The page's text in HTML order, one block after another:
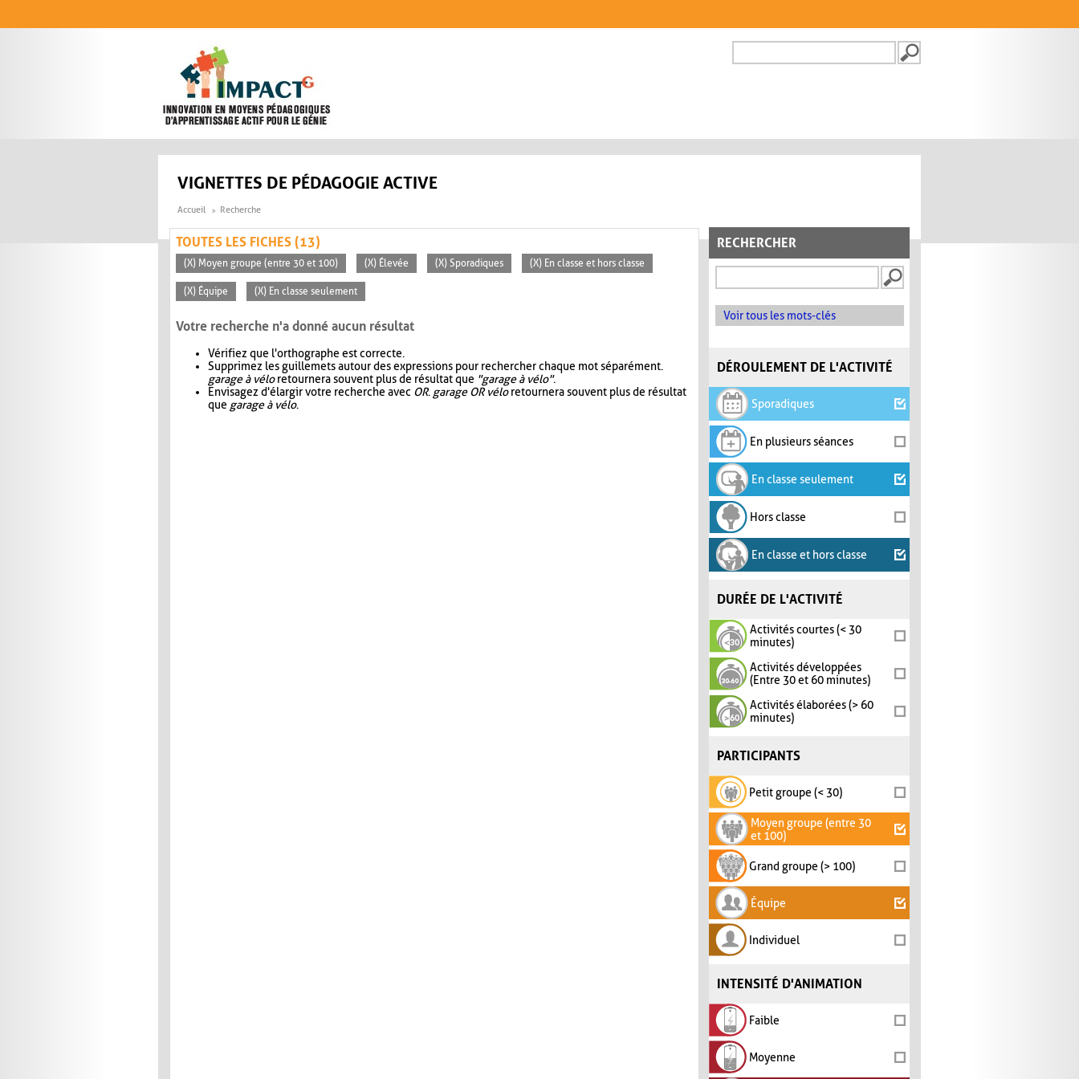
FORMULAIRE DE
VIGNETTES DE PÉDAGOGIE ACTIVE
Accueil Recherche
RECHERCHER
Voir tous les mots-clés
DÉROULEMENT DE L'ACTIVITÉ
Sporadiques
En plusieurs séances
En classe seulement
Hors classe
En classe et hors classe
DURÉE DE L'ACTIVITÉ
Activités courtes (< 30
minutes)
Activités développées
(Entre 30 et 60 minutes)
Activités élaborées (> 60
minutes)
PARTICIPANTS
Petit groupe (< 30)
Moyen groupe (entre 30
et 100)
Grand groupe (> 100)
Équipe
Individuel
INTENSITÉ D'ANIMATION
Faible
Moyenne
TOUTES LES FICHES (13)
(X) Moyen groupe (entre 30 et 100) (X) Élevée (X) Sporadiques (X) En classe et hors classe
(X) Équipe (X) En classe seulement
Votre recherche n'a donné aucun résultat
Vérifiez que l'orthographe est correcte.
Supprimez les guillemets autour des expressions pour rechercher chaque mot séparément.
garage à véloretournera souvent plus de résultat que "garage à vélo".
Envisagez d'élargir votre recherche avec OR. garage OR véloretournera souvent plus de résultat
que garage à vélo.